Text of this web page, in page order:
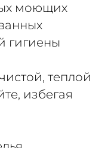
моющих
гигиены
теплой
избегая